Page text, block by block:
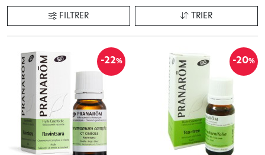
Derrière chaque belle réussite se cache une histoire de vie.
FILTRER TRIER
-22% -20%